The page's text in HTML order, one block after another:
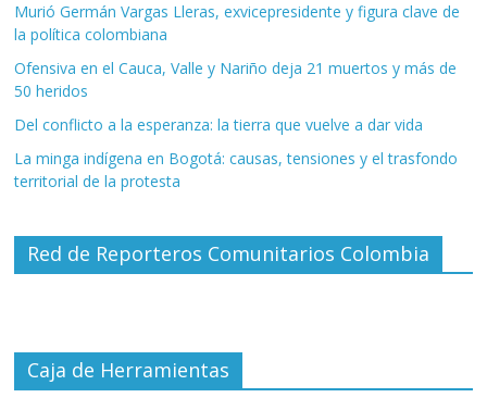
Murió Germán Vargas Lleras, exvicepresidente y figura clave de
la política colombiana
Ofensiva en el Cauca, Valle y Nariño deja 21 muertos y más de
50 heridos
Del conflicto a la esperanza: la tierra que vuelve a dar vida
La minga indígena en Bogotá: causas, tensiones y el trasfondo
territorial de la protesta
Red de Reporteros Comunitarios Colombia
Caja de Herramientas